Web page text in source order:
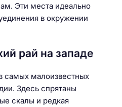
Эти места идеально
в окружении
рай на западе
самых малоизвестных
Здесь спрятаны
скалы и редкая